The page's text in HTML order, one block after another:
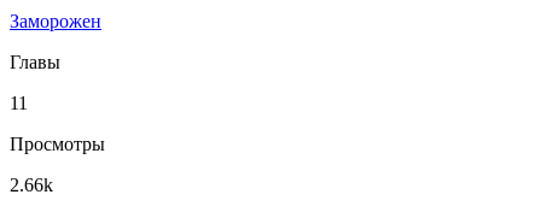
Заморожен
Главы
11
Просмотры
2.66k